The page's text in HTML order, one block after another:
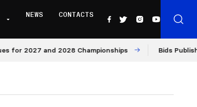
NEWS CONTACTS
and 2028 Championships Bids Published for